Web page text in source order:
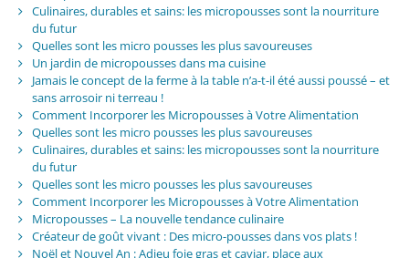
Culinaires, durables et sains: les micropousses sont la nourriture
du futur
Quelles sont les micro pousses les plus savoureuses
Un jardin de micropousses dans ma cuisine
Jamais le concept de la ferme à la table n’a-t-il été aussi poussé – et
sans arrosoir ni terreau !
Comment Incorporer les Micropousses à Votre Alimentation
Quelles sont les micro pousses les plus savoureuses
Culinaires, durables et sains: les micropousses sont la nourriture
du futur
Quelles sont les micro pousses les plus savoureuses
Comment Incorporer les Micropousses à Votre Alimentation
Micropousses – La nouvelle tendance culinaire
Créateur de goût vivant : Des micro-pousses dans vos plats !
Noël et Nouvel An : Adieu foie gras et caviar, place aux